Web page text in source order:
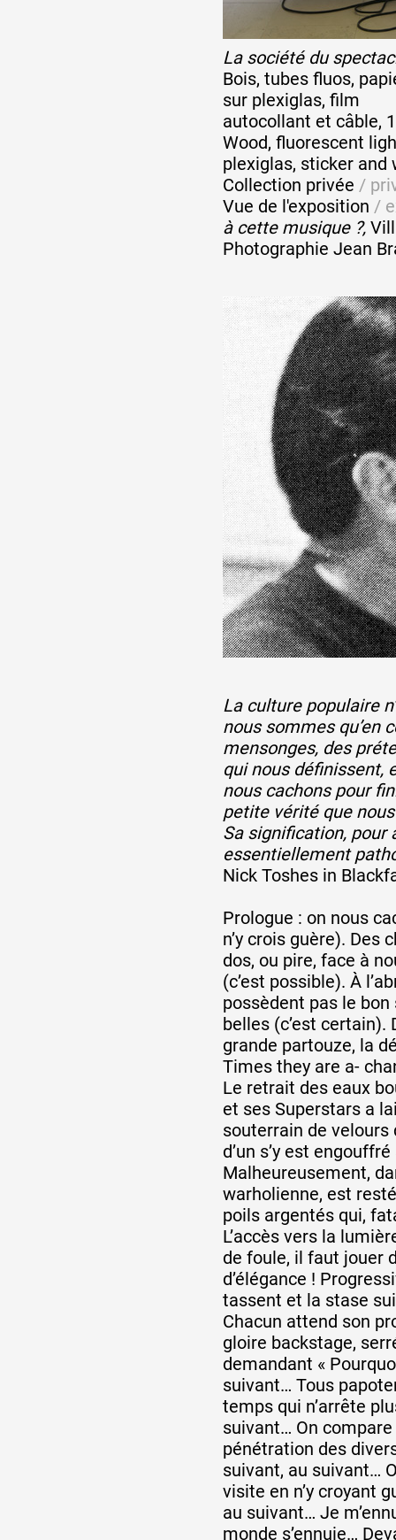
Formation
Événements
1% œuvres
public
Réseau
De A à Z
Année par année
Collection vidéos
La société du
Bois, tubes fluos,
sur plexiglas, film
autocollant et câble,
Wood, fluorescent
plexiglas, sticker and
Collection privée /
Vue de l'exposition /
à cette musique ?,
Photographie Jean
La culture populaire
nous sommes qu’en
mensonges, des
qui nous définissent,
nous cachons pour
petite vérité que
Sa signification, pour
essentiellement
Nick Toshes in
Prologue : on nous
n’y crois guère). Des
dos, ou pire, face à
(c’est possible). À
possèdent pas le bon
belles (c’est certain).
grande partouze, la
Times they are a-
Le retrait des eaux
et ses Superstars a
souterrain de velours
d’un s’y est
Malheureusement,
warholienne, est
poils argentés qui,
L’accès vers la
de foule, il faut jouer
d’élégance !
tassent et la stase
Chacun attend son
gloire backstage,
demandant «
suivant… Tous
temps qui n’arrête
suivant… On
pénétration des
suivant, au suivant…
visite en n’y croyant
au suivant… Je
monde s’ennuie…